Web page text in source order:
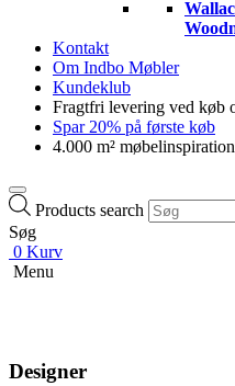
Kontakt
Om Indbo Møbler
Kundeklub
Fragtfri levering ved køb
Spar 20% på første køb
4.000 m² møbelinspiration
Products search
Søg
0 Kurv
Menu
Designer